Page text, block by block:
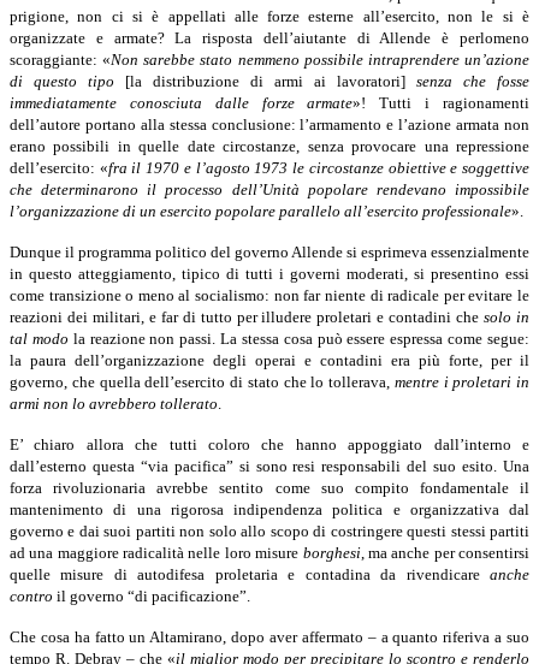
prigione, non ci si è appellati alle forze esterne all’esercito, non le si è
organizzate e armate? La risposta dell’aiutante di Allende è perlomeno
scoraggiante: «Non sarebbe stato nemmeno possibile intraprendere un’azione
di questo tipo [la distribuzione di armi ai lavoratori] senza che fosse
immediatamente conosciuta dalle forze armate»! Tutti i ragionamenti
dell’autore portano alla stessa conclusione: l’armamento e l’azione armata non
erano possibili in quelle date circostanze, senza provocare una repressione
dell’esercito: «fra il 1970 e l’agosto 1973 le circostanze obiettive e soggettive
che determinarono il processo dell’Unità popolare rendevano impossibile
l’organizzazione di un esercito popolare parallelo all’esercito professionale».
Dunque il programma politico del governo Allende si esprimeva essenzialmente
in questo atteggiamento, tipico di tutti i governi moderati, si presentino essi
come transizione o meno al socialismo: non far niente di radicale per evitare le
reazioni dei militari, e far di tutto per illudere proletari e contadini chesolo in
tal modo la reazione non passi. La stessa cosa può essere espressa come segue:
la paura dell’organizzazione degli operai e contadini era più forte, per il
governo, che quella dell’esercito di stato che lo tollerava, mentre i proletari in
armi non lo avrebbero tollerato.
E’ chiaro allora che tutti coloro che hanno appoggiato dall’interno e
dall’esterno questa “via pacifica” si sono resi responsabili del suo esito. Una
forza rivoluzionaria avrebbe sentito come suo compito fondamentale il
mantenimento di una rigorosa indipendenza politica e organizzativa dal
governo e dai suoi partiti non solo allo scopo di costringere questi stessi partiti
ad una maggiore radicalità nelle loro misure borghesi, ma anche per consentirsi
quelle misure di autodifesa proletaria e contadina da rivendicare anche
contro il governo “di pacificazione”.
Che cosa ha fatto un Altamirano, dopo aver affermato – a quanto riferiva a suo
tempo R. Debray – che «il miglior modo per precipitare lo scontro e renderlo